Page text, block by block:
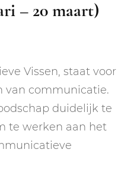
– 20 maart)
Vissen, staat voor
van communicatie.
duidelijk te
te werken aan het